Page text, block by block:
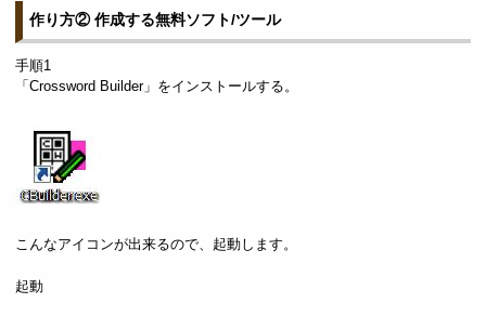
作り方② 作成する無料ソフト/ツール
手順1
「Crossword Builder」をインストールする。
こんなアイコンが出来るので、起動します。
起動